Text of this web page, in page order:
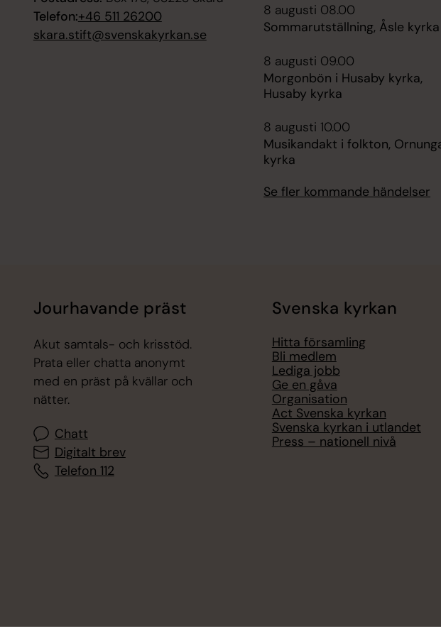
Telefon:+46 511 26200
skara.stift@svenskakyrkan.se
8 augusti 08.00
Sommarutställning, Åsle kyrka
8 augusti 09.00
Morgonbön i Husaby kyrka,
Husaby kyrka
8 augusti 10.00
Musikandakt i folkton,
kyrka
Se fler kommande händelser
Jourhavande präst
Akut samtals- och krisstöd.
Prata eller chatta anonymt
med en präst på kvällar och
nätter.
Chatt
Digitalt brev
Telefon 112
Svenska kyrkan
Hitta församling
Bli medlem
Lediga jobb
Ge en gåva
Organisation
Act Svenska kyrkan
Svenska kyrkan i utlandet
Press – nationell nivå